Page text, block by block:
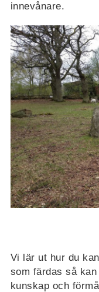
innevånare.
Vi lär ut hur du
som färdas så
kunskap och